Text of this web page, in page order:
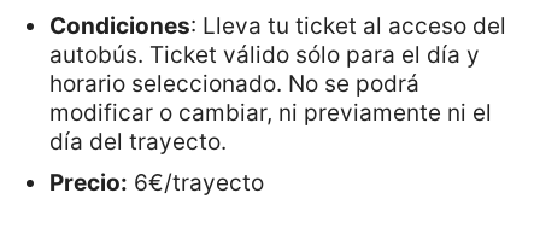
Condiciones: Lleva tu ticket al acceso del
autobús. Ticket válido sólo para el día y
horario seleccionado. No se podrá
modificar o cambiar, ni previamente ni el
día del trayecto.
Precio: 6€/trayecto